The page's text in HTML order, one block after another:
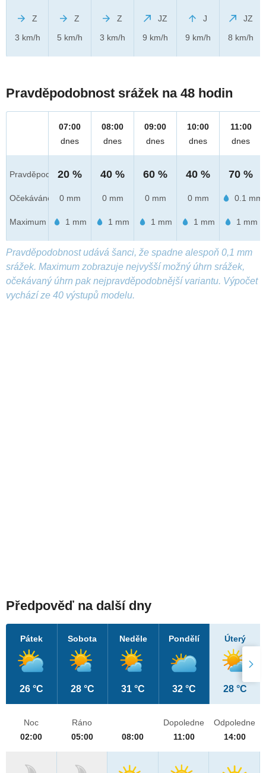
Z
3 km/h
Z
5 km/h
Z
3 km/h
JZ
9 km/h
J
9 km/h
JZ
8 km/h
Pravděpodobnost srážek na 48 hodin
Pravděpod.
Očekáváno
Maximum
07:00
dnes
20 %
0 mm
1 mm
08:00
dnes
40 %
0 mm
1 mm
09:00
dnes
60 %
0 mm
1 mm
10:00
dnes
40 %
0 mm
1 mm
11:00
dnes
70 %
0.1 mm
1 mm
Pravděpodobnost udává šanci, že spadne alespoň 0,1 mm
srážek. Maximum zobrazuje nejvyšší možný úhrn srážek,
očekávaný úhrn pak nejpravděpodobnější variantu. Výpočet
vychází ze 40 výstupů modelu.
Předpověď na další dny
Pátek
26 °C
Sobota
28 °C
Neděle
31 °C
Pondělí
32 °C
Úterý
28 °C
Noc
02:00
Ráno
05:00
08:00
Dopoledne
11:00
Odpoledne
14:00